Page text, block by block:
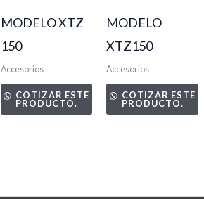
MODELO XTZ
150
Accesorios
COTIZAR ESTE
PRODUCTO.
MODELO
XTZ150
Accesorios
COTIZAR ESTE
PRODUCTO.